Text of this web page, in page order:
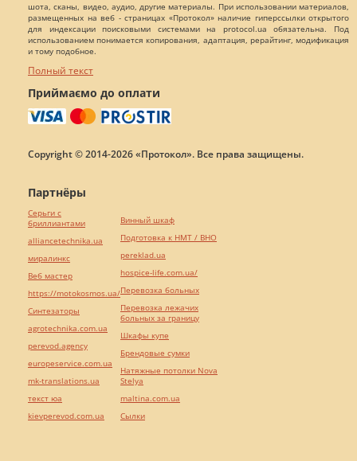
шота, сканы, видео, аудио, другие материалы. При использовании материалов,
размещенных на веб - страницах «Протокол» наличие гиперссылки открытого
для индексации поисковыми системами на protocol.ua обязательна. Под
использованием понимается копирования, адаптация, рерайтинг, модификация
и тому подобное.
Полный текст
Приймаємо до оплати
Copyright © 2014-2026 «Протокол». Все права защищены.
Партнёры
Серьги с
бриллиантами
alliancetechnika.ua
миралинкс
Веб мастер
https://motokosmos.ua/
Синтезаторы
agrotechnika.com.ua
perevod.agency
europeservice.com.ua
mk-translations.ua
текст юа
kievperevod.com.ua
Винный шкаф
Подготовка к НМТ / ВНО
pereklad.ua
hospice-life.com.ua/
Перевозка больных
Перевозка лежачих
больных за границу
Шкафы купе
Брендовые сумки
Натяжные потолки Nova
Stelya
maltina.com.ua
Cылки